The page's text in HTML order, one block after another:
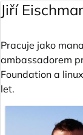
Jiří
Pracuje jako
ambassadorem
Foundation a
let.